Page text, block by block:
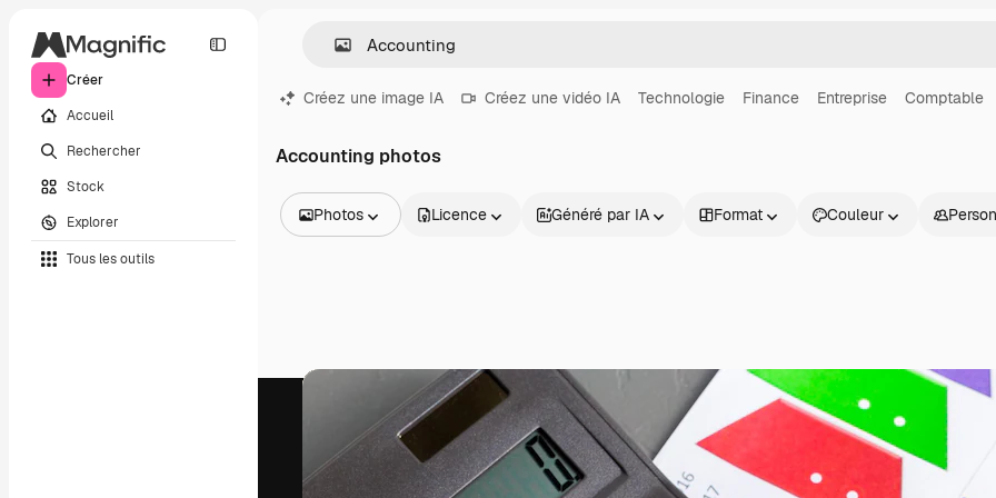
Créer
Accueil
Rechercher
Stock
Explorer
Tous les outils
Créez une image IA Créez une vidéo IA Technologie Finance Entreprise Comptable
Accounting photos
Photos
Vidéos
Graphiques animés
Templates vidéos
Modèles 3D
Polices
Licence Généré par IA Format Couleur
Produits Commencer